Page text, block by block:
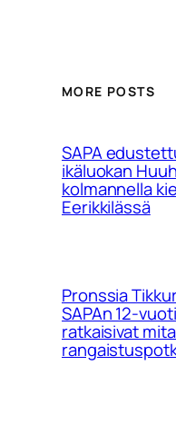
MORE POSTS
SAPA
ikäluokan
kolmannella
Eerikkilässä
Pronssia
SAPAn 12-
ratkaisivat